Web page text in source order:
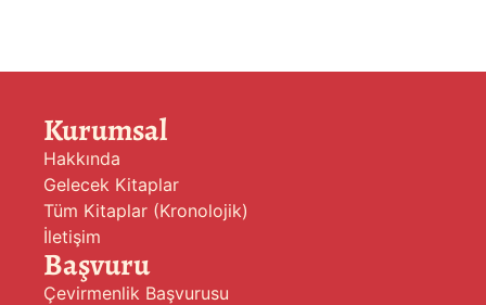
Kurumsal
Hakkında
Gelecek Kitaplar
Tüm Kitaplar (Kronolojik)
İletişim
Başvuru
Çevirmenlik Başvurusu